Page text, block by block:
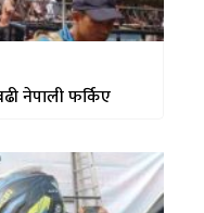
नेपाली फर्किए